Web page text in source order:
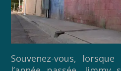
Souvenez-vous,